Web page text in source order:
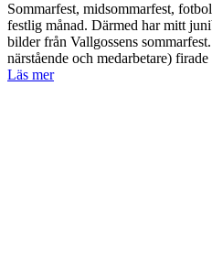
Sommarfest, midsommarfest,
festlig månad. Därmed har mitt
bilder från Vallgossens
närstående och medarbetare)
Läs mer